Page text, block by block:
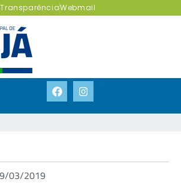
TransparênciaWebmail
03/2019